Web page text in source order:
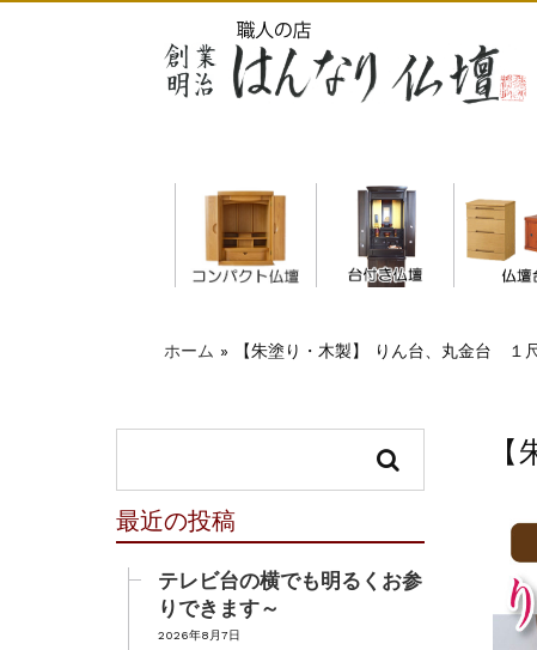
ホーム » 【朱塗り・木製】 りん台、丸金台 １
最近の投稿
テレビ台の横でも明るくお参
りできます～
2026年8月7日